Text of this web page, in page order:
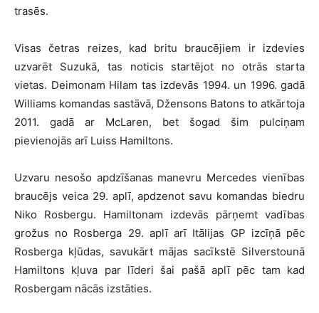
trasēs.
Visas četras reizes, kad britu braucējiem ir izdevies
uzvarēt Suzukā, tas noticis startējot no otrās starta
vietas. Deimonam Hilam tas izdevās 1994. un 1996. gadā
Williams komandas sastāvā, Džensons Batons to atkārtoja
2011. gadā ar McLaren, bet šogad šim pulciņam
pievienojās arī Luiss Hamiltons.
Uzvaru nesošo apdzīšanas manevru Mercedes vienības
braucējs veica 29. aplī, apdzenot savu komandas biedru
Niko Rosbergu. Hamiltonam izdevās pārņemt vadības
grožus no Rosberga 29. aplī arī Itālijas GP izcīņā pēc
Rosberga kļūdas, savukārt mājas sacīkstē Silverstounā
Hamiltons kļuva par līderi šai pašā aplī pēc tam kad
Rosbergam nācās izstāties.